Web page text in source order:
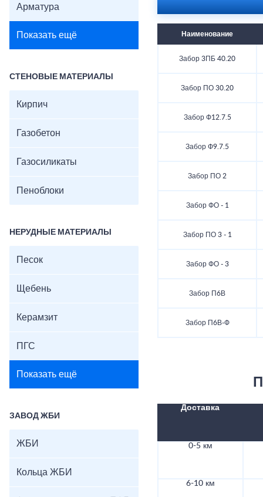
Арматура
Показать ещё
СТЕНОВЫЕ МАТЕРИАЛЫ
Кирпич
Газобетон
Газосиликаты
Пеноблоки
НЕРУДНЫЕ МАТЕРИАЛЫ
Песок
Щебень
Керамзит
ПГС
Показать ещё
ЗАВОД ЖБИ
ЖБИ
Кольца ЖБИ
Наименование
Забор 3ПБ 40.20
Забор ПО 30.20
Забор Ф12.7.5
Забор Ф9.7.5
Забор ПО 2
Забор ФО - 1
Забор ПО 3 - 1
Забор ФО - 3
Забор П6В
Забор П6В-Ф
Доставка
0-5 км
6-10 км